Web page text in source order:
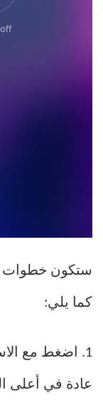
ستكون خطوات
كما يلي:
1. اضغط مع الاستمرار على
عادة في أعلى